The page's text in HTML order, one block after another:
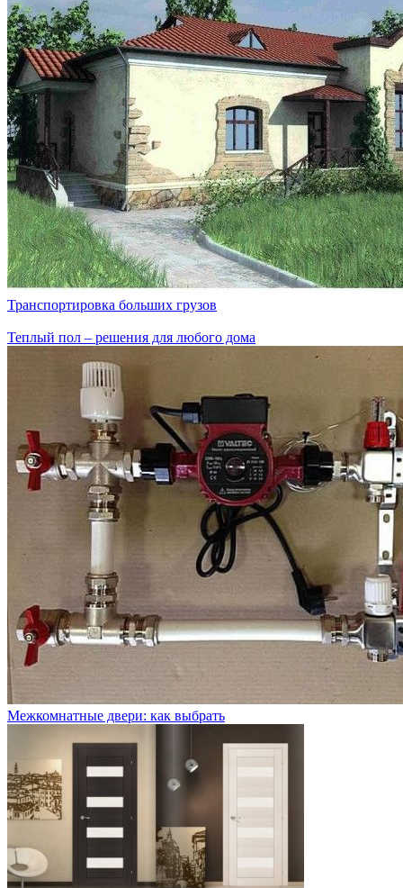
Транспортировка больших грузов
Теплый пол – решения для любого дома
Межкомнатные двери: как выбрать